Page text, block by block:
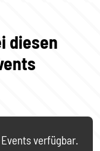
diesen
verfügbar.